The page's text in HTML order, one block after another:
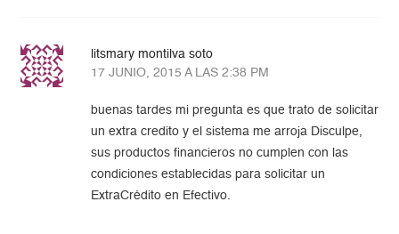
litsmary montilva soto
17 JUNIO, 2015 A LAS 2:38 PM
buenas tardes mi pregunta es que trato de solicitar
un extra credito y el sistema me arroja Disculpe,
sus productos financieros no cumplen con las
condiciones establecidas para solicitar un
ExtraCrédito en Efectivo.